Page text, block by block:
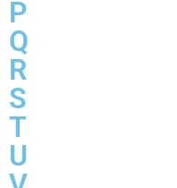
P
Q
R
S
T
U